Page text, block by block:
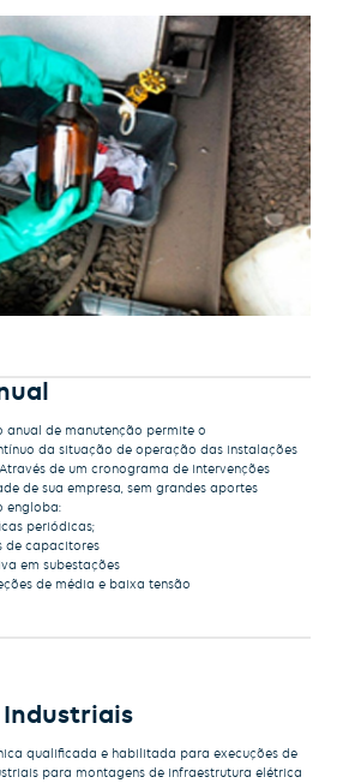
de manutenção permite o
da situação de operação das instalações
de um cronograma de intervenções
de sua empresa, sem grandes aportes
engloba:
periódicas;
de capacitores
em subestações
de média e baixa tensão
qualificada e habilitada para execuções de
para montagens de infraestrutura elétrica